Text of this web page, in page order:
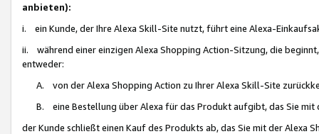
anbieten):
i. ein Kunde, der Ihre Alexa Skill-Site nutzt, führt eine Alexa-
ii. während einer einzigen Alexa Shopping Action-Sitzung, die
entweder:
A. von der Alexa Shopping Action zu Ihrer Alexa Skill-Site
B. eine Bestellung über Alexa für das Produkt aufgibt, das Sie mit
der Kunde schließt einen Kauf des Produkts ab, das Sie mit der Alexa